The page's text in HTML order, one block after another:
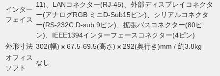
インター
フェイス
11)、LANコネクター(RJ-45)、外部ディスプレイコネクタ
ー(アナログRGB ミニD-Sub15ピン)、シリアルコネクタ
ー(RS-232C D-sub 9ピン)、拡張バスコネクター(80ピ
ン)、IEEE1394インターフェースコネクター(4ピン)
外形寸法 302(幅) x 67.5-69.5(高さ) x 292(奥行き)mm / 約3.8kg
オフィス
ソフト
なし